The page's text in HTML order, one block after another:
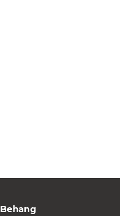
Behang